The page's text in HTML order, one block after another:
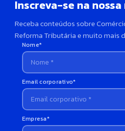
Inscreva-se na
Receba conteúdos sobre
Reforma Tributária e muito mais
Nome*
Email corporativo*
Empresa*